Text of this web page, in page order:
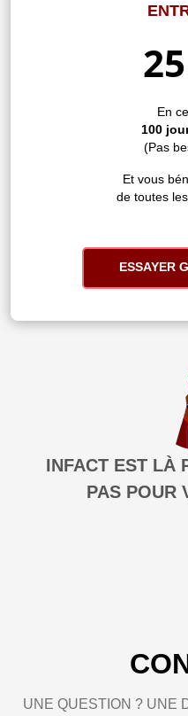
25
En
100
(Pas
Et vous
de toutes
ESSAYER
INFACT EST LÀ
PAS POUR
UNE QUESTION ? UNE